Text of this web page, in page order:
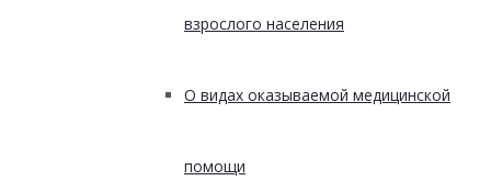
взрослого населения
О видах оказываемой медицинской
помощи